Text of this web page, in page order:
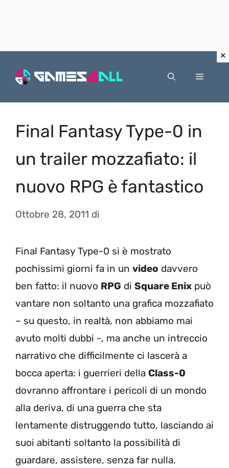
Menu
Final Fantasy Type-0 in
un trailer mozzafiato: il
nuovo RPG è fantastico
Ottobre 28, 2011 di
Final Fantasy Type-0 si è mostrato
pochissimi giorni fa in un video davvero
ben fatto: il nuovo RPG di Square Enix può
vantare non soltanto una grafica mozzafiato
– su questo, in realtà, non abbiamo mai
avuto molti dubbi -, ma anche un intreccio
narrativo che difficilmente ci lascerà a
bocca aperta: i guerrieri della Class-0
dovranno affrontare i pericoli di un mondo
alla deriva, di una guerra che sta
lentamente distruggendo tutto, lasciando ai
suoi abitanti soltanto la possibilità di
guardare, assistere, senza far nulla.